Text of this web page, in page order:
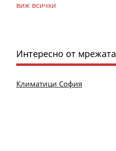
виж всички
Интересно от мрежата
Климатици София